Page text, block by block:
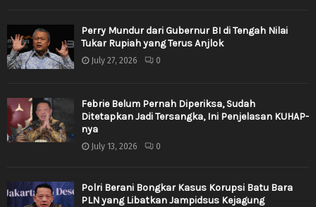
Perry Mundur dari Gubernur BI di Tengah Nilai
Tukar Rupiah yang Terus Anjlok
July 27, 2026 0
Febrie Belum Pernah Diperiksa, Sudah
Ditetapkan Jadi Tersangka, Ini Penjelasan KUHAP-
nya
July 13, 2026 0
Polri Berani Bongkar Kasus Korupsi Batu Bara
PLN yang Libatkan Jampidsus Kejagung